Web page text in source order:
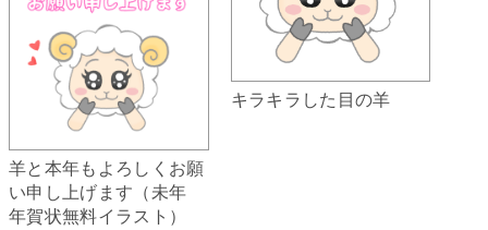
羊と本年もよろしくお願
い申し上げます（未年
年賀状無料イラスト）
キラキラした目の羊